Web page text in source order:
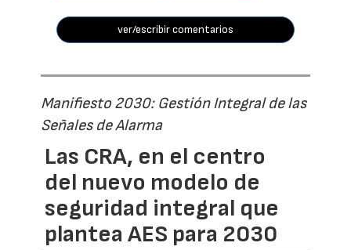
ver/escribir comentarios
Manifiesto 2030: Gestión Integral de las
Señales de Alarma
Las CRA, en el centro
del nuevo modelo de
seguridad integral que
plantea AES para 2030